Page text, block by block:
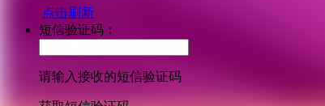
点击刷新
短信验证码：
请输入接收的短信验证码